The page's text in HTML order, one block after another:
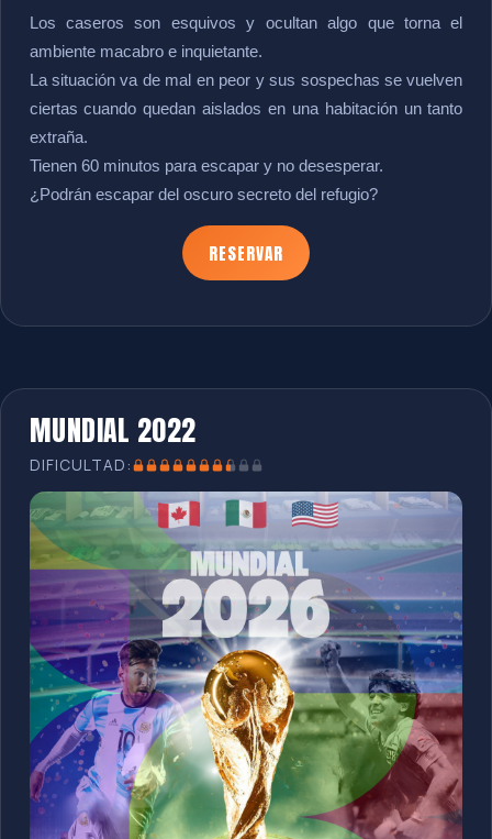
Los caseros son esquivos y ocultan algo que torna el
ambiente macabro e inquietante.
La situación va de mal en peor y sus sospechas se vuelven
ciertas cuando quedan aislados en una habitación un tanto
extraña.
Tienen 60 minutos para escapar y no desesperar.
¿Podrán escapar del oscuro secreto del refugio?
RESERVAR
MUNDIAL 2022
DIFICULTAD: